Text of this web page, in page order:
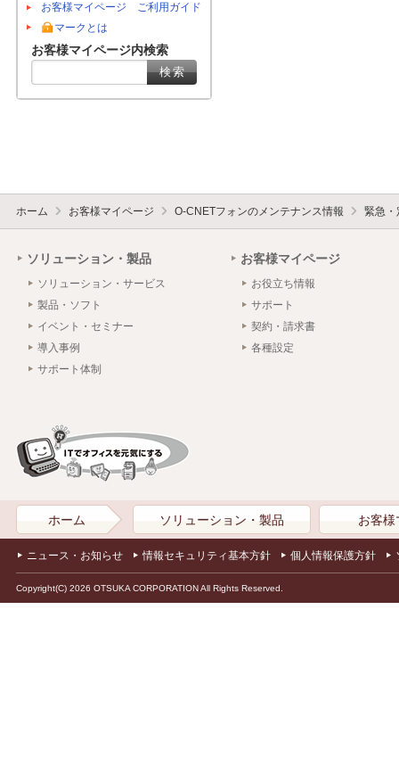
お客様マイページ ご利用ガイド
マークとは
お客様マイページ内検索
ホーム お客様マイページ O-CNETフォンのメンテナンス情報 緊急・
ソリューション・製品
ソリューション・サービス
製品・ソフト
イベント・セミナー
導入事例
サポート体制
お客様マイページ
お役立ち情報
サポート
契約・請求書
各種設定
ホーム ソリューション・製品 お客様
ニュース・お知らせ 情報セキュリティ基本方針 個人情報保護方針
Copyright(C) 2026 OTSUKA CORPORATION All Rights Reserved.